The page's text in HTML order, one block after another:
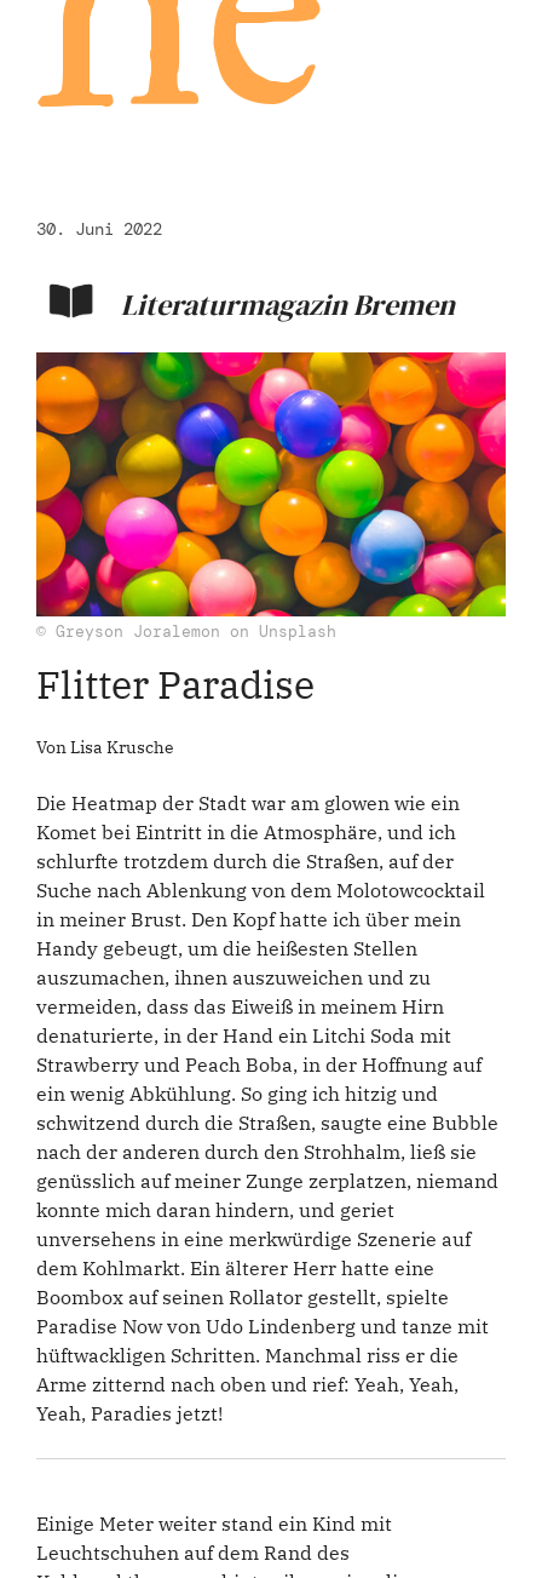
30. Juni 2022
Literaturmagazin Bremen
© Greyson Joralemon on Unsplash
Flitter Paradise
Von Lisa Krusche
Die Heatmap der Stadt war am glowen wie ein
Komet bei Eintritt in die Atmosphäre, und ich
schlurfte trotzdem durch die Straßen, auf der
Suche nach Ablenkung von dem Molotowcocktail
in meiner Brust. Den Kopf hatte ich über mein
Handy gebeugt, um die heißesten Stellen
auszumachen, ihnen auszuweichen und zu
vermeiden, dass das Eiweiß in meinem Hirn
denaturierte, in der Hand ein Litchi Soda mit
Strawberry und Peach Boba, in der Hoffnung auf
ein wenig Abkühlung. So ging ich hitzig und
schwitzend durch die Straßen, saugte eine Bubble
nach der anderen durch den Strohhalm, ließ sie
genüsslich auf meiner Zunge zerplatzen, niemand
konnte mich daran hindern, und geriet
unversehens in eine merkwürdige Szenerie auf
dem Kohlmarkt. Ein älterer Herr hatte eine
Boombox auf seinen Rollator gestellt, spielte
Paradise Now von Udo Lindenberg und tanze mit
hüftwackligen Schritten. Manchmal riss er die
Arme zitternd nach oben und rief: Yeah, Yeah,
Yeah, Paradies jetzt!
Einige Meter weiter stand ein Kind mit
Leuchtschuhen auf dem Rand des